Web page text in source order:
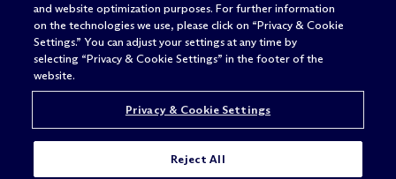
and website optimization purposes. For further information
on the technologies we use, please click on “Privacy & Cookie
Settings.” You can adjust your settings at any time by
selecting “Privacy & Cookie Settings” in the footer of the
website.
Privacy & Cookie Settings
Reject All